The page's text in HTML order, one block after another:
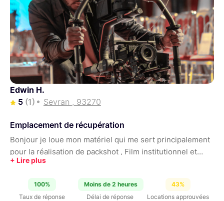
Edwin H.
5 (1) Sevran , 93270
Emplacement de récupération
Bonjour je loue mon matériel qui me sert principalement
pour la réalisation de packshot , Film institutionnel et
video de mariage .
100%
Taux de réponse
Moins de 2 heures
Délai de réponse
43%
Locations approuvées